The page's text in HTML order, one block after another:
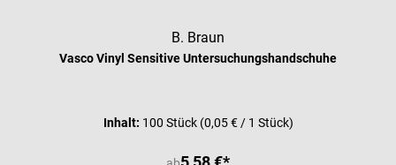
B. Braun
Vasco Vinyl Sensitive Untersuchungshandschuhe
Inhalt: 100 Stück (0,05 € / 1 Stück)